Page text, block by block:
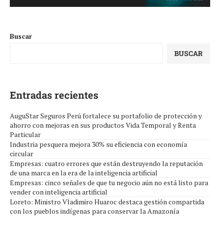
Buscar
BUSCAR
Entradas recientes
AuguStar Seguros Perú fortalece su portafolio de protección y
ahorro con mejoras en sus productos Vida Temporal y Renta
Particular
Industria pesquera mejora 30% su eficiencia con economía
circular
Empresas: cuatro errores que están destruyendo la reputación
de una marca en la era de la inteligencia artificial
Empresas: cinco señales de que tu negocio aún no está listo para
vender con inteligencia artificial
Loreto: Ministro Vladimiro Huaroc destaca gestión compartida
con los pueblos indígenas para conservar la Amazonía